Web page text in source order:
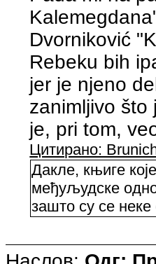
Dvorniković
Rebeku bih
jer je njeno
zanimljivo što
je, pri tom,
Цитирано:
Дакле, књиге
међуљудске
зашто су се